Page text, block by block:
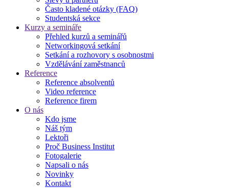
Často kladené otázky (FAQ)
Studentská sekce
Kurzy a semináře
Přehled kurzů a seminářů
Networkingová setkání
Setkání a rozhovory s osobnostmi
Vzdělávání zaměstnanců
Reference
Reference absolventů
Video reference
Reference firem
O nás
Kdo jsme
Náš tým
Lektoři
Proč Business Institut
Fotogalerie
Napsali o nás
Novinky
Kontakt